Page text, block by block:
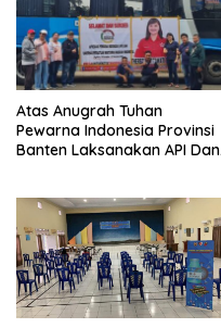
Atas Anugrah Tuhan
Pewarna Indonesia Provinsi
Banten Laksanakan API Dan